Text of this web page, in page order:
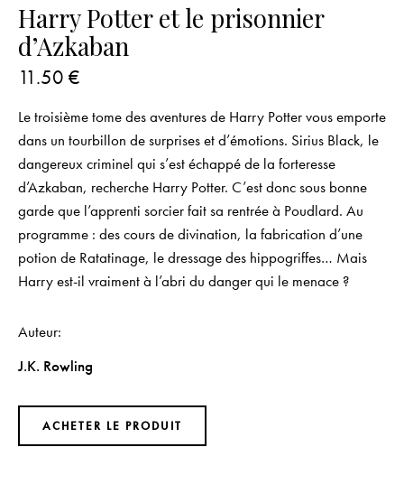
Harry Potter et le prisonnier
d’Azkaban
11.50 €
Le troisième tome des aventures de Harry Potter vous emporte
dans un tourbillon de surprises et d’émotions. Sirius Black, le
dangereux criminel qui s’est échappé de la forteresse
d’Azkaban, recherche Harry Potter. C’est donc sous bonne
garde que l’apprenti sorcier fait sa rentrée à Poudlard. Au
programme : des cours de divination, la fabrication d’une
potion de Ratatinage, le dressage des hippogriffes… Mais
Harry est-il vraiment à l’abri du danger qui le menace ?
Auteur
J.K. Rowling
ACHETER LE PRODUIT